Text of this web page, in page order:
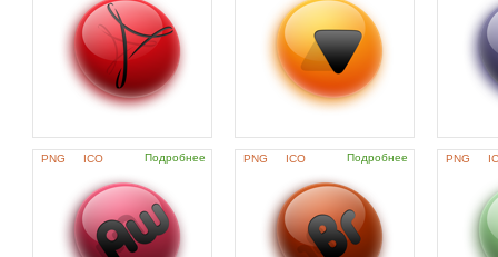
PNG ICO Подробнее PNG ICO Подробнее PNG